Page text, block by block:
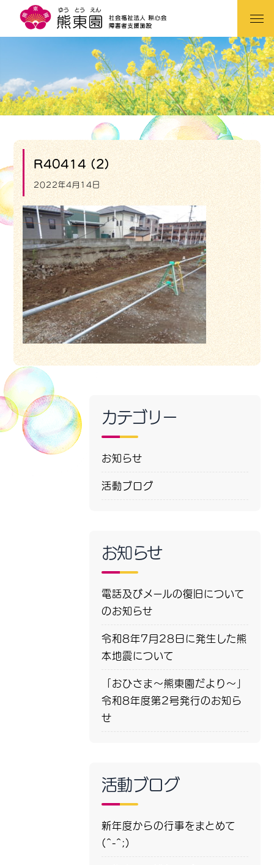
R40414 (2)
2022年4月14日
カテゴリー
お知らせ
活動ブログ
お知らせ
電話及びメールの復旧について
のお知らせ
令和8年7月28日に発生した熊
本地震について
「おひさま～熊東園だより～」
令和8年度第2号発行のお知ら
せ
活動ブログ
新年度からの行事をまとめて
(^-^;)